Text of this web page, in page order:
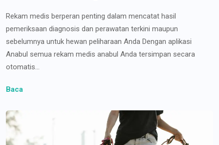
Rekam medis berperan penting dalam mencatat hasil
pemeriksaan diagnosis dan perawatan terkini maupun
sebelumnya untuk hewan peliharaan Anda Dengan aplikasi
Anabul semua rekam medis anabul Anda tersimpan secara
otomatis...
Baca